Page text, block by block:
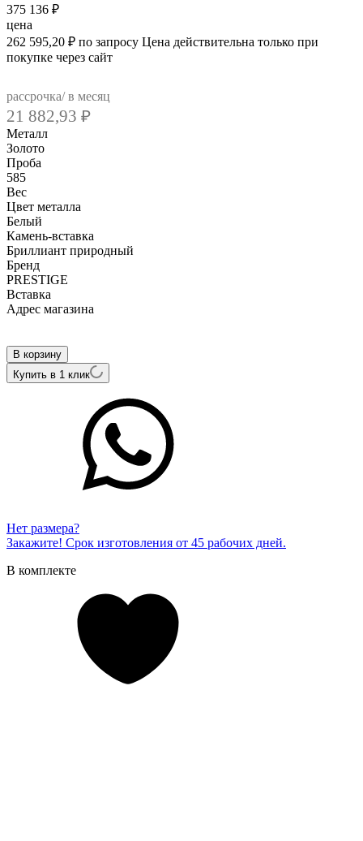
375 136 ₽
цена
262 595,20 ₽ по запросу Цена действительна только при
покупке через сайт
рассрочка/ в месяц
21 882,93 ₽
Металл
Золото
Проба
585
Вес
Цвет металла
Белый
Камень-вставка
Бриллиант природный
Бренд
PRESTIGE
Вcтавка
Адрес магазина
В корзину
Купить в 1 клик
Нет размера?
Закажите! Срок изготовления от 45 рабочих дней.
В комплекте